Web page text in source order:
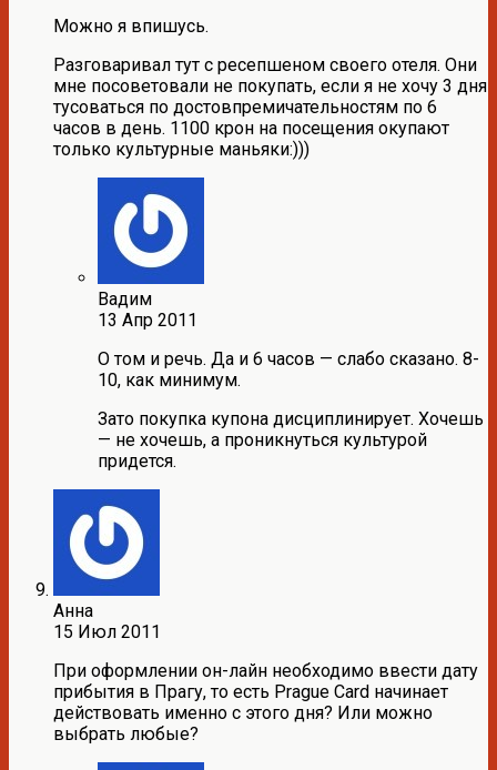
Можно я впишусь.
Разговаривал тут с ресепшеном своего отеля. Они
мне посоветовали не покупать, если я не хочу 3 дня
тусоваться по достовпремичательностям по 6
часов в день. 1100 крон на посещения окупают
только культурные маньяки:)))
Вадим
13 Апр 2011
О том и речь. Да и 6 часов — слабо сказано. 8-
10, как минимум.
Зато покупка купона дисциплинирует. Хочешь
— не хочешь, а проникнуться культурой
придется.
Анна
15 Июл 2011
При оформлении он-лайн необходимо ввести дату
прибытия в Прагу, то есть Prague Card начинает
действовать именно с этого дня? Или можно
выбрать любые?